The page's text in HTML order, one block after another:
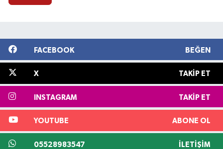
FACEBOOK BEĞEN
X TAKIP ET
INSTAGRAM TAKIP ET
YOUTUBE ABONE OL
05528983547 İLETIŞIM